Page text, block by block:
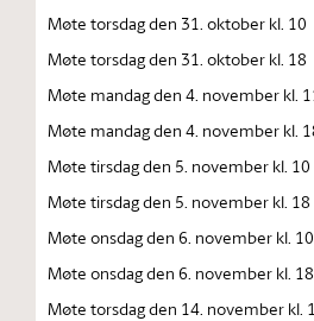
Møte torsdag den 31. oktober kl. 10
Møte torsdag den 31. oktober kl. 18
Møte mandag den 4. november kl.
Møte mandag den 4. november kl.
Møte tirsdag den 5. november kl. 10
Møte tirsdag den 5. november kl. 18
Møte onsdag den 6. november kl. 10
Møte onsdag den 6. november kl. 18
Møte torsdag den 14. november kl.